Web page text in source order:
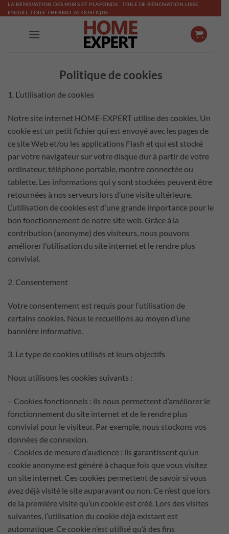
Passer
au
LA RÉNOVATION DES MURS ET PLAFONDS : TOILE DE RÉNOVATION LISSE,
ENDUIT, TOILE THERMO-ACOUSTIQUE
Politique de cookies
1. L’utilisation de cookies
Notre site internet HOME-EXPERT utilise des cookies. Un
cookie est un petit fichier qui est envoyé avec les pages de
ce site Web et/ou les applications Flash et qui est stocké
par votre navigateur sur votre disque dur à partir de votre
ordinateur, téléphone portable, montre connectée ou
tablette. Les informations qui y sont stockées peuvent être
retournées à nos serveurs lors d’une visite ultérieure.
L’utilisation de cookies est d’une grande importance pour le
bon fonctionnement de notre site web. Grâce à la
contribution (anonyme) des visiteurs, nous pouvons
améliorer l’utilisation du site internet et le rendre plus
convivial.
2. Consentement
Votre consentement est requis pour l’utilisation de
certains cookies. Nous le recueillons au moyen d’une
bannière informative.
3. Le type de cookies utilisés et leurs objectifs
Nous utilisons les cookies suivants :
– Cookies fonctionnels : ils nous permettent d’améliorer le
fonctionnement du site internet et de le rendre plus
convivial pour le visiteur. Par exemple, nous stockons vos
données de connexion.
– Cookies de mesure d’audience : ils garantissent qu’un
cookie anonyme est généré à chaque fois que vous visitez
un site internet. Ces cookies permettent de savoir si vous
avez déjà visité le site auparavant ou non. Ce n’est que lors
de la première visite qu’un cookie est créé. Lors des visites
suivantes, l’utilisation du cookie déjà existant est
automatique. Ce cookie n’est utilisé qu’à des fins